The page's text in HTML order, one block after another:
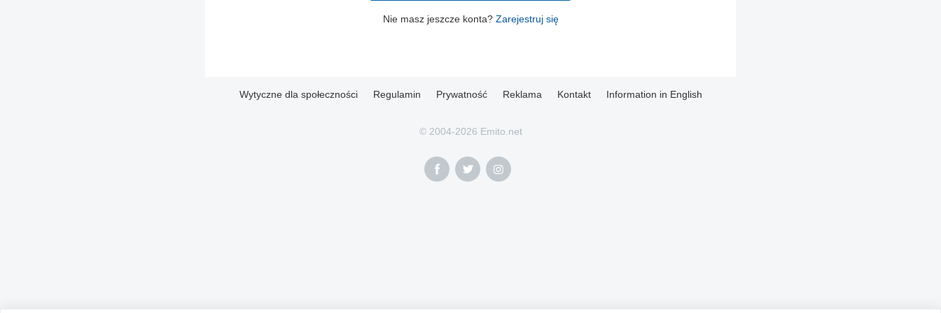
Nie masz jeszcze konta? Zarejestruj się
Wytyczne dla społeczności Regulamin Prywatność Reklama Kontakt Information in English
© 2004-2026 Emito.net